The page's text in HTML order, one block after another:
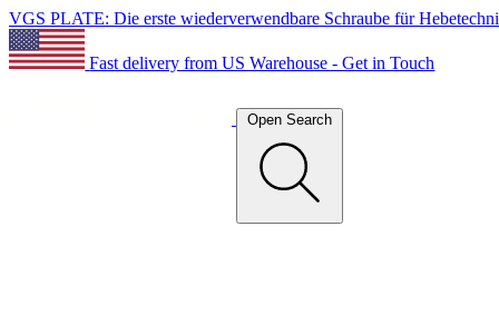
VGS PLATE: Die erste wiederverwendbare Schraube für
Fast delivery from US Warehouse - Get in Touch
Open Search